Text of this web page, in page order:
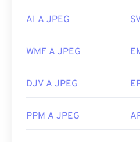
pulsante destro del mouse
I file JPEG si aprono
Microsoft come
Microsoft
Sviluppato da:
Joint
AI A JPEG
WMF A JPEG
DJV A JPEG
PPM A JPEG